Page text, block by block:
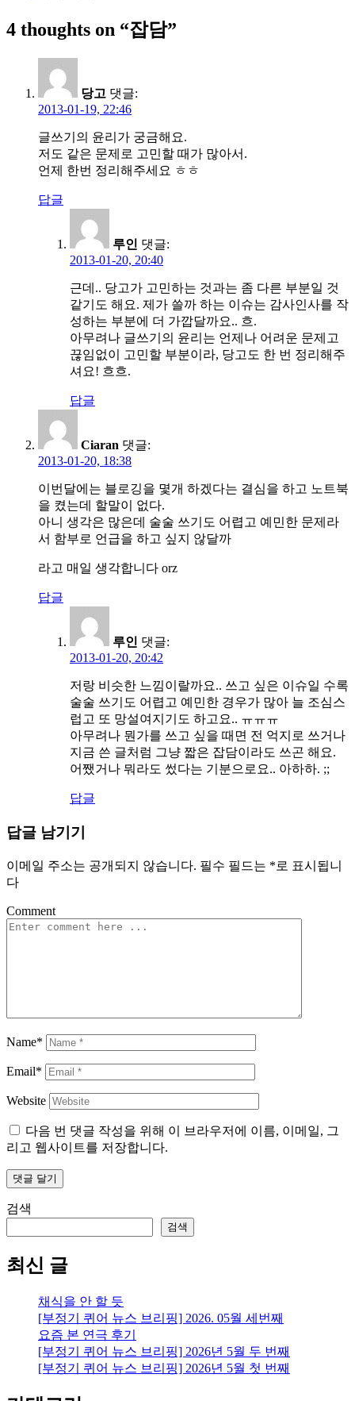
색
4 thoughts on “잡담”
당고 댓글:
2013-01-19, 22:46
글쓰기의 윤리가 궁금해요.
저도 같은 문제로 고민할 때가 많아서.
언제 한번 정리해주세요 ㅎㅎ
답글
루인 댓글:
2013-01-20, 20:40
근데.. 당고가 고민하는 것과는 좀 다른 부분일 것
같기도 해요. 제가 쓸까 하는 이슈는 감사인사를 작
성하는 부분에 더 가깝달까요.. 흐.
아무려나 글쓰기의 윤리는 언제나 어려운 문제고
끊임없이 고민할 부분이라, 당고도 한 번 정리해주
셔요! 흐흐.
답글
Ciaran 댓글:
2013-01-20, 18:38
이번달에는 블로깅을 몇개 하겠다는 결심을 하고 노트북
을 켰는데 할말이 없다.
아니 생각은 많은데 술술 쓰기도 어렵고 예민한 문제라
서 함부로 언급을 하고 싶지 않달까
라고 매일 생각합니다 orz
답글
루인 댓글:
2013-01-20, 20:42
저랑 비슷한 느낌이랄까요.. 쓰고 싶은 이슈일 수록
술술 쓰기도 어렵고 예민한 경우가 많아 늘 조심스
럽고 또 망설여지기도 하고요.. ㅠㅠㅠ
아무려나 뭔가를 쓰고 싶을 때면 전 억지로 쓰거나
지금 쓴 글처럼 그냥 짧은 잡담이라도 쓰곤 해요.
어쨌거나 뭐라도 썼다는 기분으로요.. 아하하. ;;
답글
답글 남기기
이메일 주소는 공개되지 않습니다. 필수 필드는 *로 표시됩니
다
Comment
Name*
Email*
Website
다음 번 댓글 작성을 위해 이 브라우저에 이름, 이메일, 그
리고 웹사이트를 저장합니다.
검색
검색
최신 글
채식을 안 할 듯
[부정기 퀴어 뉴스 브리핑] 2026. 05월 세번째
요즘 본 연극 후기
[부정기 퀴어 뉴스 브리핑] 2026년 5월 두 번째
[부정기 퀴어 뉴스 브리핑] 2026년 5월 첫 번째